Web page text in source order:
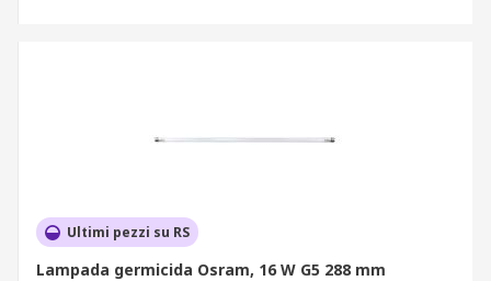
Ultimi pezzi su RS
Lampada germicida Osram, 16 W G5 288 mm